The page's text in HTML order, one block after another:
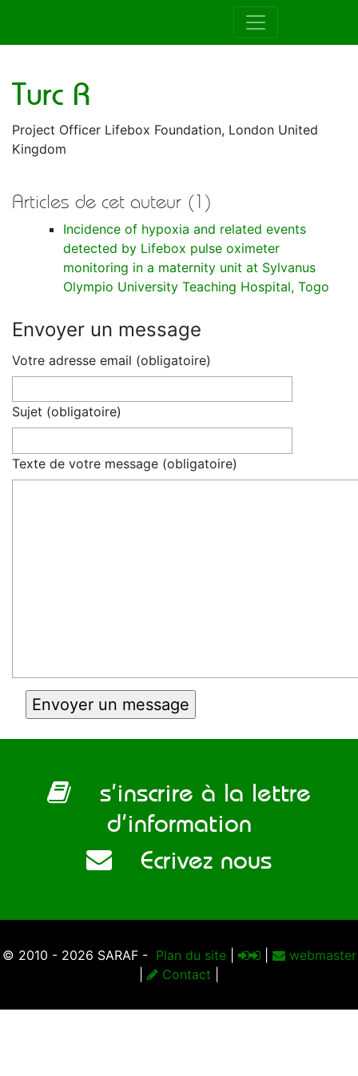
Turc R
Project Officer Lifebox Foundation, London United
Kingdom
Articles de cet auteur (1)
Incidence of hypoxia and related events
detected by Lifebox pulse oximeter
monitoring in a maternity unit at Sylvanus
Olympio University Teaching Hospital, Togo
Envoyer un message
Votre adresse email (obligatoire)
Sujet (obligatoire)
Texte de votre message (obligatoire)
s’inscrire à la lettre
d’information
Ecrivez nous
© 2010 - 2026 SARAF - Plan du site|
webmaster
Contact